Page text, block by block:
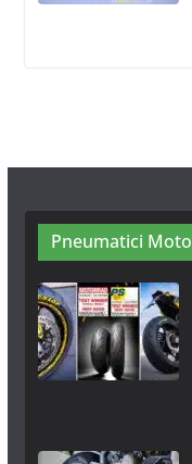
Pneumatici Moto